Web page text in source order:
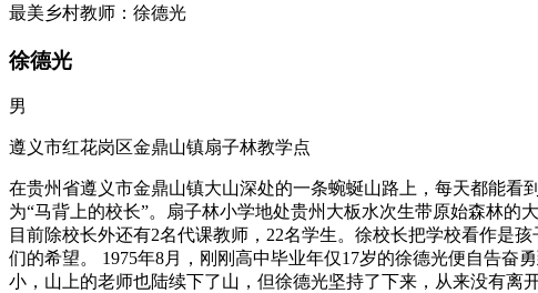
最美乡村教师：徐德光
徐德光
男
遵义市红花岗区金鼎山镇扇子林教学点
在贵州省遵义市金鼎山镇大山深处的一条蜿蜒山路上，每天都能
为“马背上的校长”。扇子林小学地处贵州大板水次生带原始森林的
目前除校长外还有2名代课教师，22名学生。徐校长把学校看作是
们的希望。 1975年8月，刚刚高中毕业年仅17岁的徐德光便自告
小，山上的老师也陆续下了山，但徐德光坚持了下来，从来没有离